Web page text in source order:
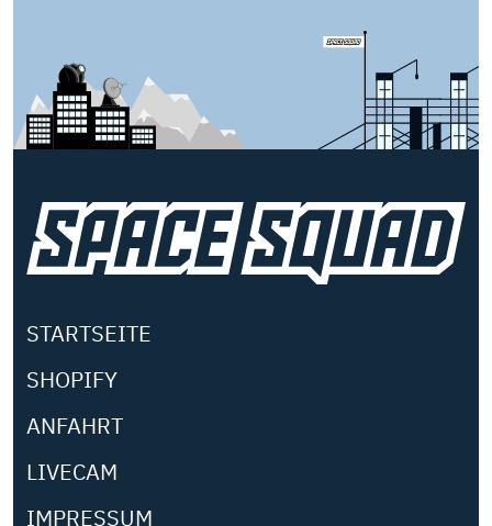
STARTSEITE
SHOPIFY
ANFAHRT
LIVECAM
IMPRESSUM